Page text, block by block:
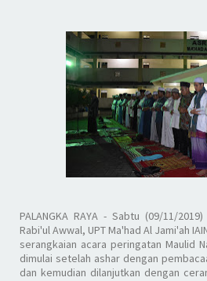
PALANGKA RAYA - Sabtu (09/11/
Rabi'ul Awwal, UPT Ma'had Al Jami'ah
serangkaian acara peringatan Maulid
dimulai setelah ashar dengan
dan kemudian dilanjutkan dengan